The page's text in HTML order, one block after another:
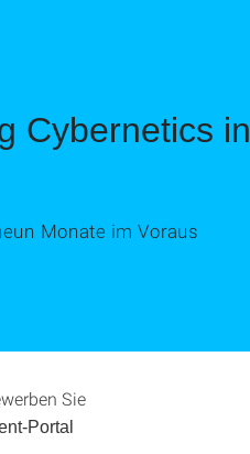
Cybernetics in
Monate im Voraus
Sie
Portal